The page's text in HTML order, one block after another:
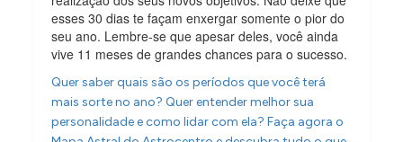
esses 30 dias te façam enxergar somente o pior do
seu ano. Lembre-se que apesar deles, você ainda
vive 11 meses de grandes chances para o sucesso.
Quer saber quais são os períodos que você terá
mais sorte no ano? Quer entender melhor sua
personalidade e como lidar com ela? Faça agora o